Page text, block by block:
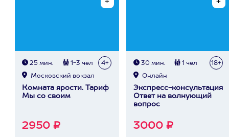
25 мин. 1-3 чел 4+
Московский вокзал
Комната ярости. Тариф
Мы со своим
2950 ₽
30 мин. 1 чел 18+
Онлайн
Экспресс-консультация
Ответ на волнующий
вопрос
3000 ₽